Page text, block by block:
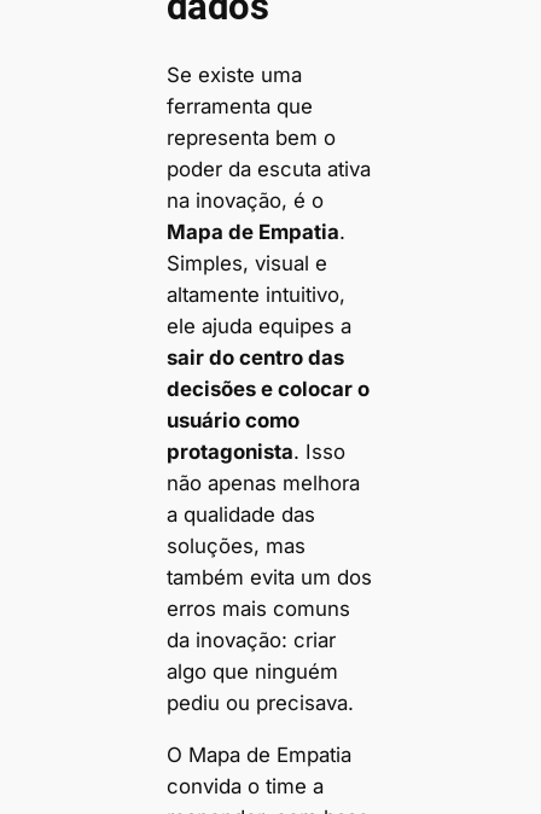
Se existe uma
ferramenta que
representa bem o
poder da escuta ativa
na inovação, é o
Mapa de Empatia.
Simples, visual e
altamente intuitivo,
ele ajuda equipes a
sair do centro das
decisões e colocar o
usuário como
protagonista. Isso
não apenas melhora
a qualidade das
soluções, mas
também evita um dos
erros mais comuns
da inovação: criar
algo que ninguém
pediu ou precisava.
O Mapa de Empatia
convida o time a